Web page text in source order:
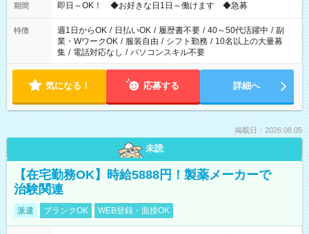
期間 即日～OK！ ◆お好きな日1日～働けます ◆急募
特徴 週1日からOK / 日払いOK / 履歴書不要 / 40～50代活躍中 / 副
業・WワークOK / 服装自由 / シフト勤務 / 10名以上の大量募
集 / 電話対応なし / パソコンスキル不要
気になる！ 応募する 詳細へ
掲載日：2026.08.05
未読
【在宅勤務OK】時給5888円！製薬メーカーで
治験関連
派遣 ブランクOK WEB登録・面接OK